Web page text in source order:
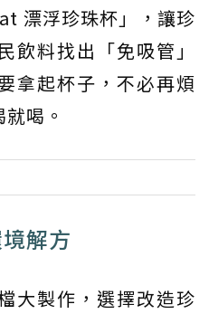
漂浮珍珠杯」，讓珍
飲料找出「免吸管」
拿起杯子，不必再煩
喝。
解方
大製作，選擇改造珍